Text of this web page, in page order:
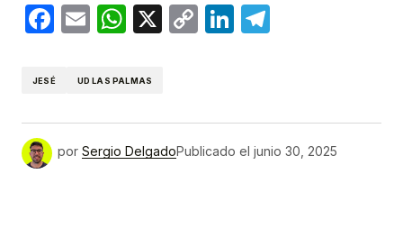
Facebook
EmailWhatsApp
X
CopyLinkedIn
JESÉ UD LAS PALMAS
por Sergio DelgadoPublicado el junio 30, 2025